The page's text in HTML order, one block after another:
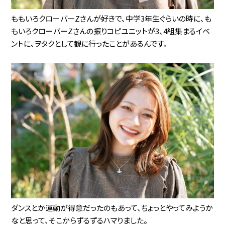
ももいろクローバーZさんが好きで、中学3年生ぐらいの時に、も
もいろクローバーZさんの振りコピユニットが3、4組集まるイベ
ントに、ヲタクとして観に行ったことがあるんです。
ダンスとか運動が得意だったのもあって、ちょっとやってみようか
なと思って、そこからずるずるハマりました。